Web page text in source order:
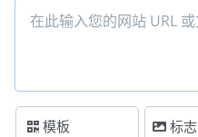
模板 标志